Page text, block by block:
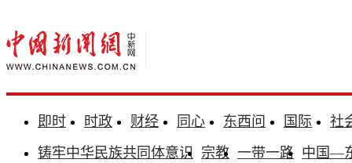
即时 时政 财经 同心 东西问 国际
社
铸牢中华民族共同体意识 宗教 一带一路 中国—